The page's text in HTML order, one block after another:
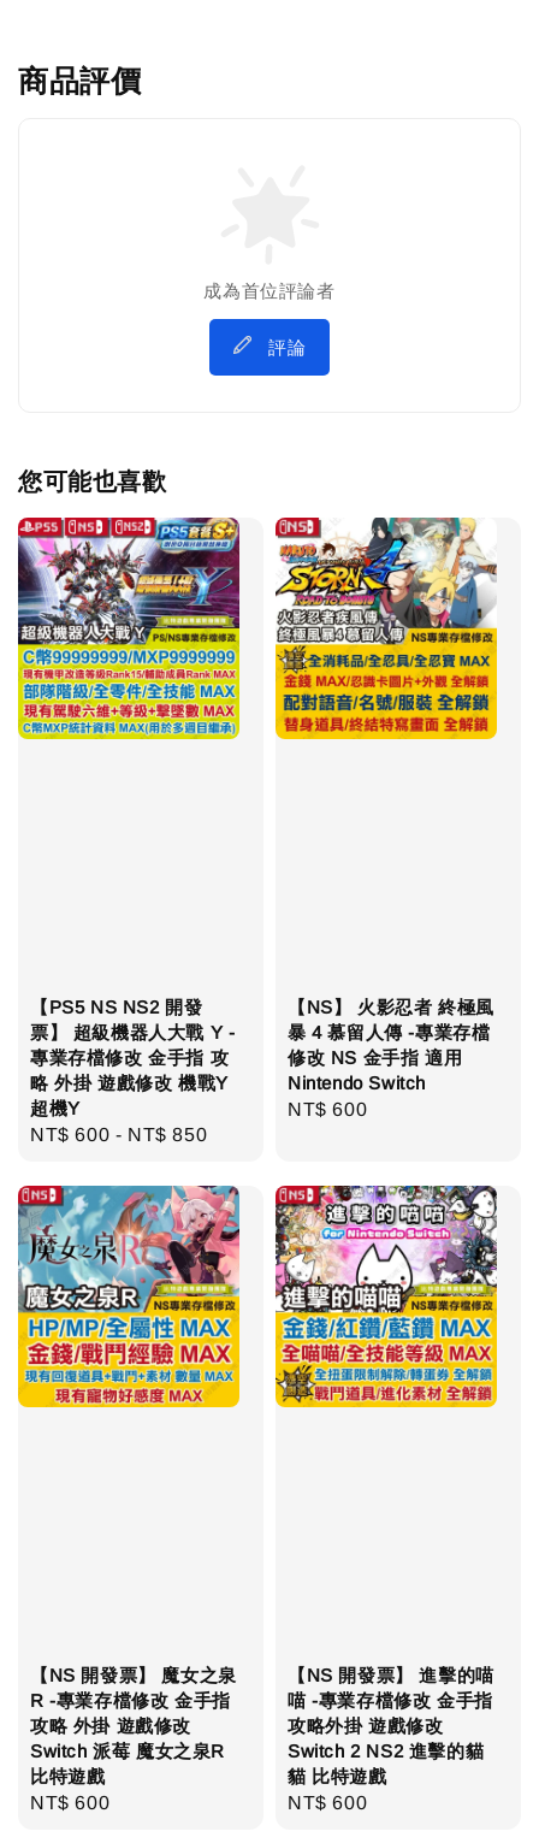
商品評價
成為首位評論者
評論
您可能也喜歡
【PS5 NS NS2 開發
票】 超級機器人大戰 Y -
專業存檔修改 金手指 攻
略 外掛 遊戲修改 機戰Y
超機Y
Regular
NT$ 600 - NT$ 850
【NS】 火影忍者 終極風
暴 4 慕留人傳 -專業存檔
修改 NS 金手指 適用
Nintendo Switch
Regular
NT$ 600
【NS 開發票】 魔女之泉
R -專業存檔修改 金手指
攻略 外掛 遊戲修改
Switch 派莓 魔女之泉R
比特遊戲
Regular
NT$ 600
【NS 開發票】 進擊的喵
喵 -專業存檔修改 金手指
攻略外掛 遊戲修改
Switch 2 NS2 進擊的貓
貓 比特遊戲
Regular
NT$ 600